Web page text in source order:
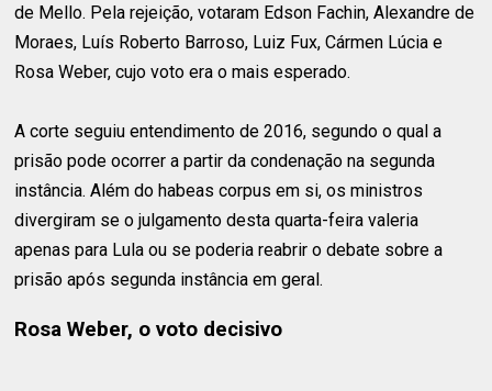
de Mello. Pela rejeição, votaram Edson Fachin, Alexandre de
Moraes, Luís Roberto Barroso, Luiz Fux, Cármen Lúcia e
Rosa Weber, cujo voto era o mais esperado.
A corte seguiu entendimento de 2016, segundo o qual a
prisão pode ocorrer a partir da condenação na segunda
instância. Além do habeas corpus em si, os ministros
divergiram se o julgamento desta quarta-feira valeria
apenas para Lula ou se poderia reabrir o debate sobre a
prisão após segunda instância em geral.
Rosa Weber, o voto decisivo